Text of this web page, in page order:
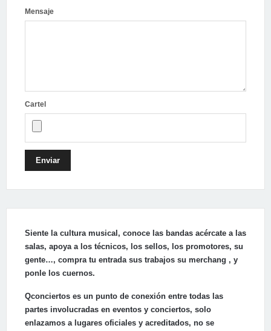
Mensaje
Cartel
Enviar
Siente la cultura musical, conoce las bandas acércate a las
salas, apoya a los técnicos, los sellos, los promotores, su
gente…, compra tu entrada sus trabajos su merchang , y
ponle los cuernos.
Qconciertos es un punto de conexión entre todas las
partes involucradas en eventos y conciertos, solo
enlazamos a lugares oficiales y acreditados, no se